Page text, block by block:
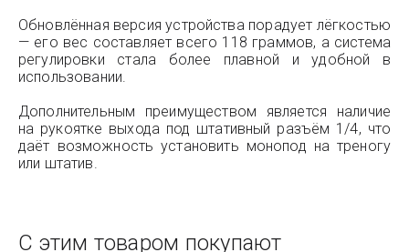
Обновлённая версия устройства порадует лёгкостью
— его вес составляет всего 118 граммов, а система
регулировки стала более плавной и удобной в
использовании.
Дополнительным преимуществом является наличие
на рукоятке выхода под штативный разъём 1/4, что
даёт возможность установить монопод на треногу
или штатив.
С этим товаром покупают